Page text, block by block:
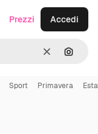
CancellaCerca
Prezzi Accedi
Sport Primavera